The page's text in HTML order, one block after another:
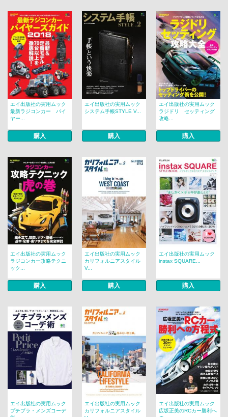
エイ出版社の実用ムック
最新ラジコンカー バイ
ヤー...
購入
エイ出版社の実用ムック
システム手帳STYLE V...
購入
エイ出版社の実用ムック
ラジドリ セッティング
攻略...
購入
エイ出版社の実用ムック
ラジコンカー攻略テクニ
ック...
購入
エイ出版社の実用ムック
カリフォルニアスタイル
V...
購入
エイ出版社の実用ムック
instax SQUARE...
購入
エイ出版社の実用ムック
プチプラ・メンズコーデ
エイ出版社の実用ムック
カリフォルニアスタイル
エイ出版社の実用ムック
広坂正美のRCカー勝利へ